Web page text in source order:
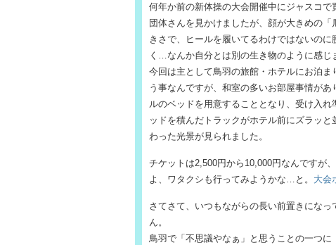
何年か前の新体操の大会開催中にジャスコで
団体さんを見かけましたが、顔が大きめの「
きさで、ヒールを履いてるわけではないのに
く…なんか自分とは別の生き物のように感じ
今回は主として鳥羽の旅館・ホテルにお泊ま
う事なんですが、和室の多いお部屋事情があ
ルのベッドを用意することとなり、受け入れ
ッドを積んだトラックがホテル前にズラッと
わった光景が見られました。
チケットは2,500円から10,000円なんですが
よ、ワタクシも行ってみようかな…と。 大会
さてさて、いつもながらの長い前置きにな
ん。
鳥羽で「不思議やなぁ」と思うことの一つに